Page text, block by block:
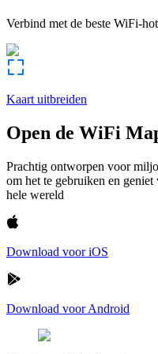
Verbind met de beste WiFi-
Kaart uitbreiden
Open de WiFi
Prachtig ontworpen voor
om het te gebruiken en geniet
hele wereld
Download voor iOS
Download voor Android